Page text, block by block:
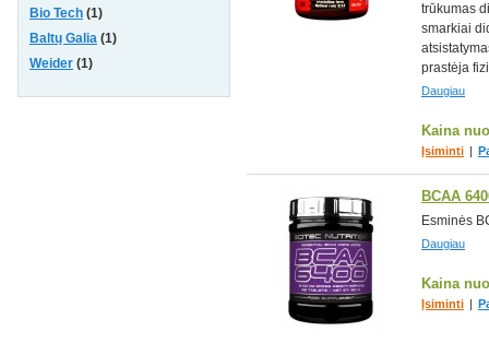
trūkumas
smarkiai
prastėja
Daugiau
Kaina
Įsiminti |
BCAA
Esminės
Daugiau
Kaina
Įsiminti |
Bio Tech (1)
Baltų Galia (1)
Weider (1)